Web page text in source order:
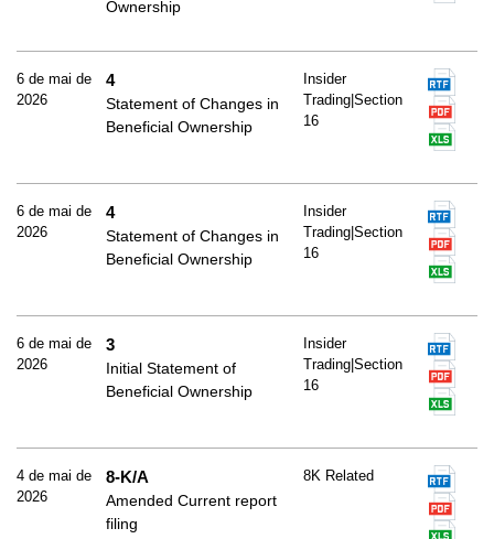
Ownership
6 de mai de
2026
4
Statement of Changes in
Beneficial Ownership
Insider
Trading|Section
16
6 de mai de
2026
4
Statement of Changes in
Beneficial Ownership
Insider
Trading|Section
16
6 de mai de
2026
3
Initial Statement of
Beneficial Ownership
Insider
Trading|Section
16
4 de mai de
2026
8-K/A
Amended Current report
filing
8K Related